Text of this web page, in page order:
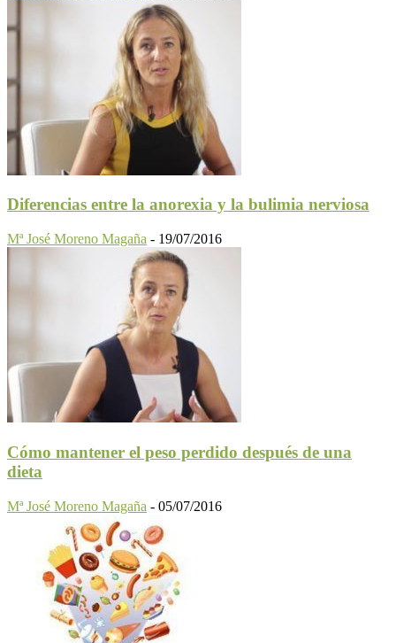
Diferencias entre la anorexia y la bulimia nerviosa
Mª José Moreno Magaña - 19/07/2016
Cómo mantener el peso perdido después de una
dieta
Mª José Moreno Magaña - 05/07/2016